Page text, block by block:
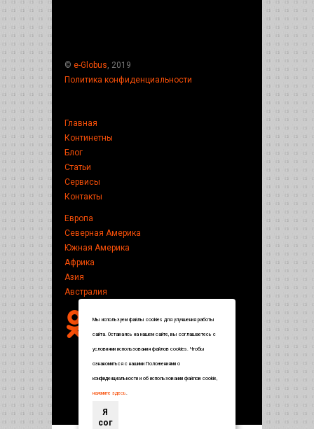
© e-Globus , 2019
Политика конфиденциальности
Главная
Континетны
Блог
Статьи
Сервисы
Контакты
Европа
Северная Америка
Южная Америка
Африка
Азия
Австралия
Мы используем файлы cookies для улучшения работы
сайта. Оставаясь на нашем сайте, вы соглашаетесь с
условиями использования файлов cookies. Чтобы
ознакомиться с нашими Положениями о
конфиденциальности и об использовании файлов cookie,
нажмите здесь.
Я
сог